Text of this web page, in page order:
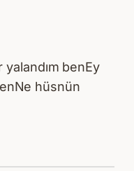
benEy
hüsnün